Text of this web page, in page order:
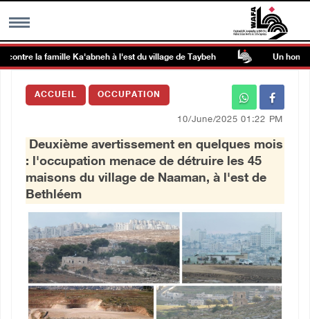
MENU
Galerie d’images
Centre palestinien
العربية
English
la famille Ka'abneh à l'est du village de Taybeh Un homme
ACCUEIL OCCUPATION
10/June/2025 01:22 PM
Deuxième avertissement en quelques mois
: l'occupation menace de détruire les 45
maisons du village de Naaman, à l'est de
Bethléem